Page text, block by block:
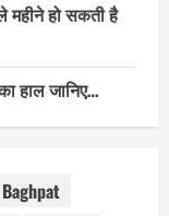
महीने हो सकती है
हाल जानिए…
Baghpat